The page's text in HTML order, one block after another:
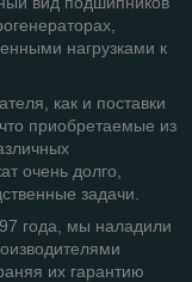
нагрузками к
как и поставки
приобретаемые из
очень долго,
задачи.
года, мы наладили
их гарантию